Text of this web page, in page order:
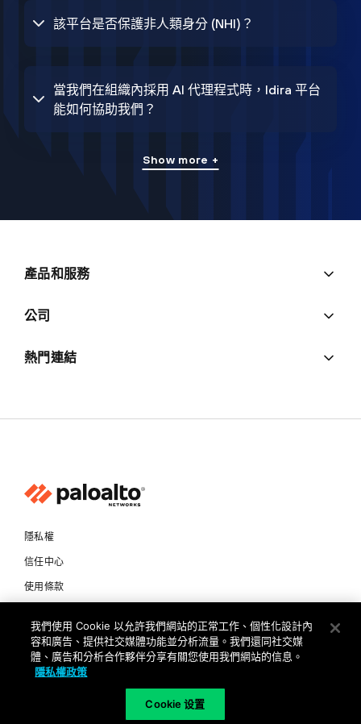
該平台是否保護非人類身分 (NHI)？
當我們在組織內採用 AI 代理程式時，Idira 平台
能如何協助我們？
Show more +
產品和服務
公司
熱門連結
隱私權
信任中心
使用條款
Copyright © 2026 Palo Alto Networks. All Rights Reserved
我們使用 Cookie 以允許我們網站的正常工作、個性化設計內
容和廣告、提供社交媒體功能並分析流量。我們還同社交媒
體、廣告和分析合作夥伴分享有關您使用我們網站的信息。
隱私權政策
Cookie 设置